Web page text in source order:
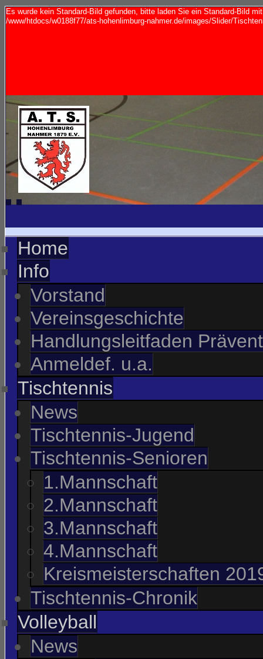
Es wurde kein Standard-Bild gefunden, bitte laden Sie ein Standard-Bild
/www/htdocs/w0188f77/ats-hohenlimburg-nahmer.de/images/Slider/
Home
Info
Vorstand
Vereinsgeschichte
Handlungsleitfaden
Anmeldef. u.a.
Tischtennis
News
Tischtennis-Jugend
Tischtennis-Senioren
1.Mannschaft
2.Mannschaft
3.Mannschaft
4.Mannschaft
Kreismeisterschaften
Tischtennis-Chronik
Volleyball
News